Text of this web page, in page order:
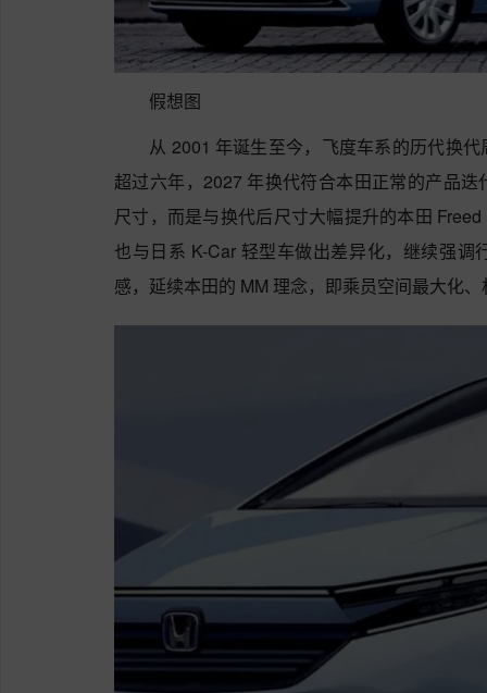
假想图
从 2001 年诞生至今，飞度车系的历代换
超过六年，2027 年换代符合本田正常的产品
尺寸，而是与换代后尺寸大幅提升的本田
也与日系 K-Car 轻型车做出差异化，继续强
感，延续本田的 MM 理念，即乘员空间最大化